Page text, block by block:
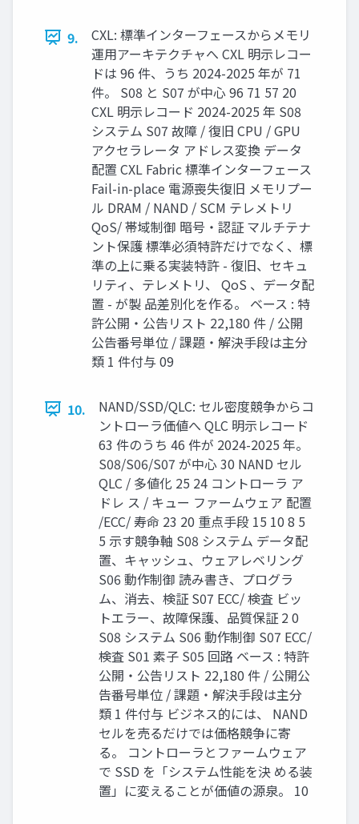
9.
CXL: 標準インターフェースからメモリ
運用アーキテクチャへ CXL 明示レコー
ドは 96 件、うち 2024-2025 年が 71
件。 S08 と S07 が中心 96 71 57 20
CXL 明示レコード 2024-2025 年 S08
システム S07 故障 / 復旧 CPU / GPU
アクセラレータ アドレス変換 データ
配置 CXL Fabric 標準インターフェース
Fail-in-place 電源喪失復旧 メモリプー
ル DRAM / NAND / SCM テレメトリ
QoS/ 帯域制御 暗号・認証 マルチテナ
ント保護 標準必須特許だけでなく、標
準の上に乗る実装特許 - 復旧、セキュ
リティ、テレメトリ、 QoS 、データ配
置 - が製 品差別化を作る。 ベース : 特
許公開・公告リスト 22,180 件 / 公開
公告番号単位 / 課題・解決手段は主分
類 1 件付与 09
10.
NAND/SSD/QLC: セル密度競争からコ
ントローラ価値へ QLC 明示レコード
63 件のうち 46 件が 2024-2025 年。
S08/S06/S07 が中心 30 NAND セル
QLC / 多値化 25 24 コントローラ ア
ドレ ス / キュー ファームウェア 配置
/ECC/ 寿命 23 20 重点手段 15 10 8 5
5 示す競争軸 S08 システム データ配
置、キャッシュ、ウェアレベリング
S06 動作制御 読み書き、プログラ
ム、消去、検証 S07 ECC/ 検査 ビッ
トエラー、故障保護、品質保証 2 0
S08 システム S06 動作制御 S07 ECC/
検査 S01 素子 S05 回路 ベース : 特許
公開・公告リスト 22,180 件 / 公開公
告番号単位 / 課題・解決手段は主分
類 1 件付与 ビジネス的には、 NAND
セルを売るだけでは価格競争に寄
る。 コントローラとファームウェア
で SSD を「システム性能を決 める装
置」に変えることが価値の源泉。 10